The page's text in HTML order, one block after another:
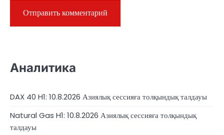
Аналитика
DAX 40 H1: 10.8.2026 Азиялық сессияға толқындық талдауы
Natural Gas H1: 10.8.2026 Азиялық сессияға толқындық
талдауы